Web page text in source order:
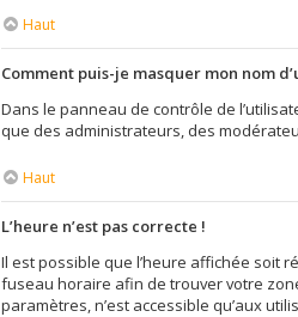
Haut
Comment puis-je masquer mon nom
Dans le panneau de contrôle de
que des administrateurs, des
Haut
L’heure n’est pas correcte !
Il est possible que l’heure affichée soit
fuseau horaire afin de trouver votre
paramètres, n’est accessible qu’aux